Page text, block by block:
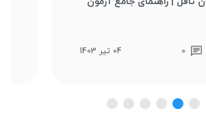
0 04 تیر 1403